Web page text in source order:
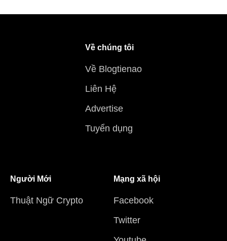
Về chúng tôi
Về Blogtienao
Liên Hệ
Advertise
Tuyển dụng
Người Mới
Thuật Ngữ Crypto
Mạng xã hội
Facebook
Twitter